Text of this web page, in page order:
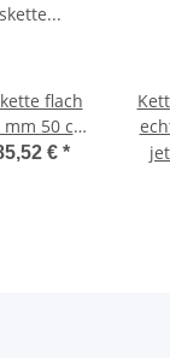
flach
50 cm
€ *